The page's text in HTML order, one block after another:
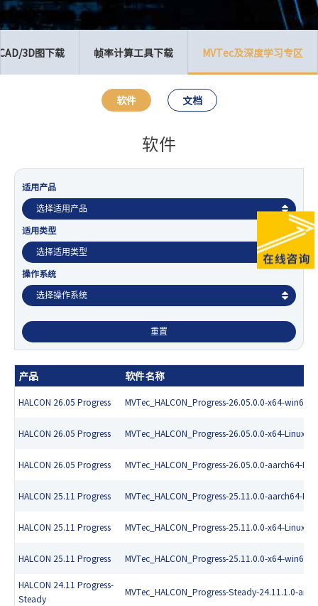
3D图下载 帧率计算工具下载 MVTec及深度学习专区
软件 文档
软件
适用产品
适用类型
操作系统
产品 软件名称
HALCON 26.05 Progress MVTec_HALCON_Progress-26.05.0.0-x64-win64-
HALCON 26.05 Progress MVTec_HALCON_Progress-26.05.0.0-x64-Linux-
HALCON 26.05 Progress MVTec_HALCON_Progress-26.05.0.0-aarch64-
HALCON 25.11 Progress MVTec_HALCON_Progress-25.11.0.0-aarch64-
HALCON 25.11 Progress MVTec_HALCON_Progress-25.11.0.0-x64-Linux-
HALCON 25.11 Progress MVTec_HALCON_Progress-25.11.0.0-x64-win64-
HALCON 24.11 Progress-
Steady
MVTec_HALCON_Progress-Steady-24.11.1.0-